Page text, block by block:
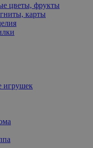
цветы, фрукты
карты
игрушек